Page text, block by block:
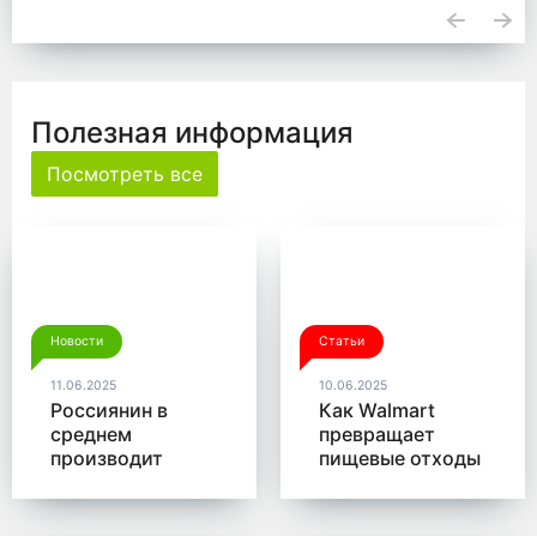
Полезная информация
Посмотреть все
Новости
11.06.2025
Россиянин в
среднем
производит
мусора в год
Статьи
10.06.2025
Как Walmart
превращает
пищевые отходы